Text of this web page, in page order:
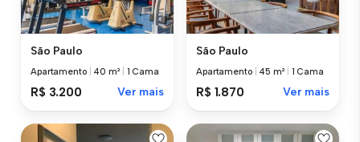
São Paulo
Apartamento 40 m² 1 Cama
R$ 3.200 Ver mais
São Paulo
Apartamento 45 m² 1 Cama
R$ 1.870 Ver mais